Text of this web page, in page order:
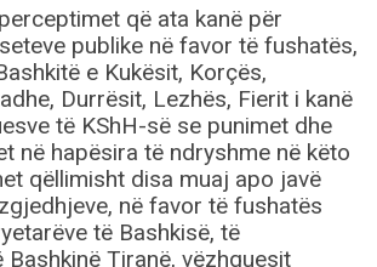
që ata kanë për
publike në favor të fushatës,
e Kukësit, Korçës,
Durrësit, Lezhës, Fierit i kanë
të KShH-së se punimet dhe
në hapësira të ndryshme në këto
qëllimisht disa muaj apo javë
në favor të fushatës
të Bashkisë, të
Bashkinë Tiranë, vëzhguesit